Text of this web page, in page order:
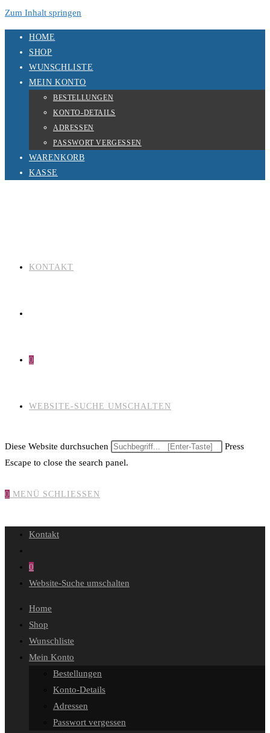
Zum Inhalt springen
HOME
SHOP
WUNSCHLISTE
MEIN KONTO
BESTELLUNGEN
KONTO-DETAILS
ADRESSEN
PASSWORT VERGESSEN
WARENKORB
KASSE
KONTAKT
0
WEBSITE-SUCHE UMSCHALTEN
Diese Website durchsuchen
Press
Escape to close the search panel.
0 MENÜ SCHLIESSEN
Kontakt
0
Website-Suche umschalten
Home
Shop
Wunschliste
Mein Konto
Bestellungen
Konto-Details
Adressen
Passwort vergessen